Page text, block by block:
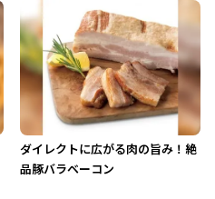
ダイレクトに広がる肉の旨み！絶
品豚バラベーコン